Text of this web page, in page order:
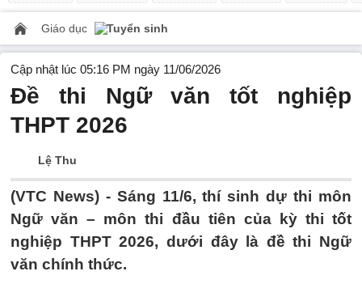
Giáo dục Tuyển sinh
Cập nhật lúc 05:16 PM ngày 11/06/2026
Đề thi Ngữ văn tốt nghiệp
THPT 2026
Lệ Thu
(VTC News) - Sáng 11/6, thí sinh dự thi môn
Ngữ văn – môn thi đầu tiên của kỳ thi tốt
nghiệp THPT 2026, dưới đây là đề thi Ngữ
văn chính thức.